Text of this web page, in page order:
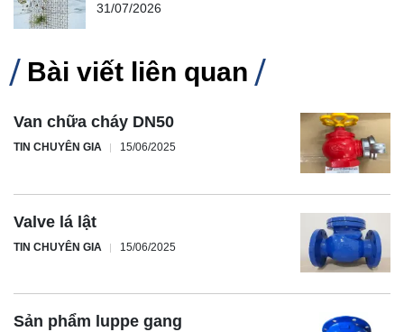
31/07/2026
Bài viết liên quan
Van chữa cháy DN50
TIN CHUYÊN GIA 15/06/2025
Valve lá lật
TIN CHUYÊN GIA 15/06/2025
Sản phẩm luppe gang